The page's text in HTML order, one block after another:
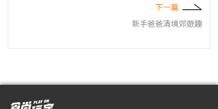
下一篇
新手爸爸清境郊遊趣